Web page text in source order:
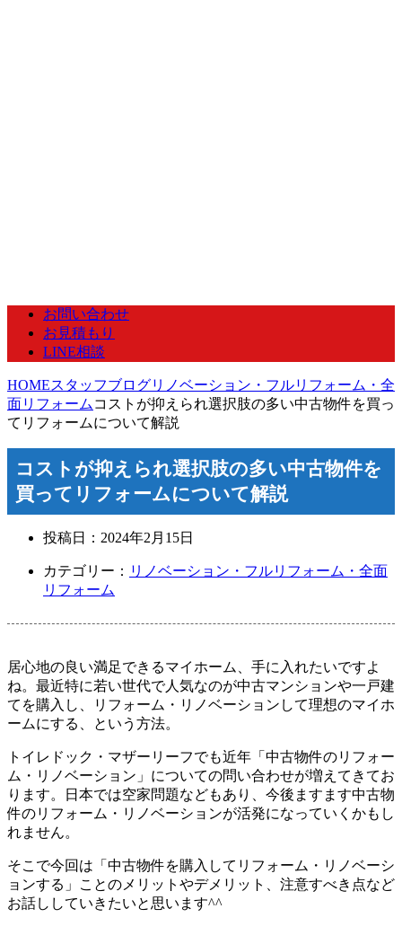
お問い合わせ
お見積もり
LINE相談
HOMEスタッフブログリノベーション・フルリフォーム・全
面リフォーム コストが抑えられ選択肢の多い中古物件を買っ
てリフォームについて解説
コストが抑えられ選択肢の多い中古物件を
買ってリフォームについて解説
投稿日： 2024年2月15日
カテゴリー： リノベーション・フルリフォーム・全面
リフォーム
居心地の良い満足できるマイホーム、手に入れたいですよ
ね。最近特に若い世代で人気なのが中古マンションや一戸建
てを購入し、リフォーム・リノベーションして理想のマイホ
ームにする、という方法。
トイレドック・マザーリーフでも近年「中古物件のリフォー
ム・リノベーション」についての問い合わせが増えてきてお
ります。日本では空家問題などもあり、今後ますます中古物
件のリフォーム・リノベーションが活発になっていくかもし
れません。
そこで今回は「中古物件を購入してリフォーム・リノベーシ
ョンする」ことのメリットやデメリット、注意すべき点など
お話ししていきたいと思います^^